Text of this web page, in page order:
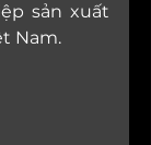
sản xuất
Nam.